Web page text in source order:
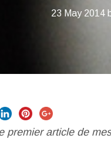
23 May 2014
premier article de